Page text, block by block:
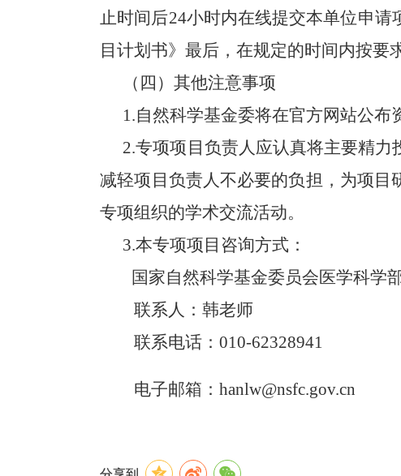
止时间后24小时内在线提交本单位申请
目计划书》最后，在规定的时间内按要
（四）其他注意事项
1.自然科学基金委将在官方网站公布
2.专项项目负责人应认真将主要精力
减轻项目负责人不必要的负担，为项
专项组织的学术交流活动。
3.本专项项目咨询方式：
国家自然科学基金委员会医学科学
联系人：韩老师
联系电话：010-62328941
电子邮箱：hanlw@nsfc.gov.cn